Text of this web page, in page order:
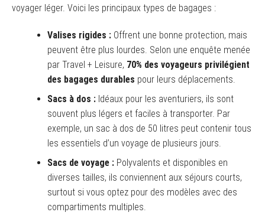
voyager léger. Voici les principaux types de bagages :
Valises rigides : Offrent une bonne protection, mais
peuvent être plus lourdes. Selon une enquête menée
par Travel + Leisure, 70% des voyageurs privilégient
des bagages durables pour leurs déplacements.
Sacs à dos : Idéaux pour les aventuriers, ils sont
souvent plus légers et faciles à transporter. Par
exemple, un sac à dos de 50 litres peut contenir tous
les essentiels d’un voyage de plusieurs jours.
Sacs de voyage : Polyvalents et disponibles en
diverses tailles, ils conviennent aux séjours courts,
surtout si vous optez pour des modèles avec des
compartiments multiples.